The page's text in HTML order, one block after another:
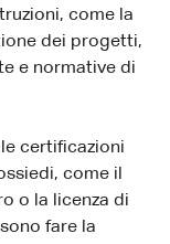
come la
dei progetti,
e normative di
certificazioni
come il
o la licenza di
fare la